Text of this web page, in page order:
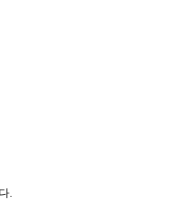
.